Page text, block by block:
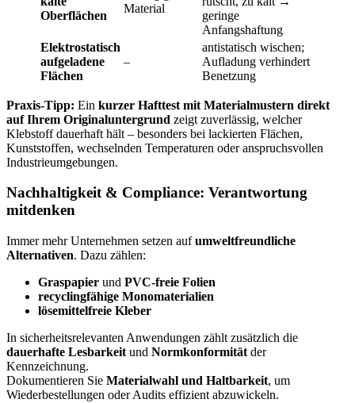
Oberflächen
Material
geringe
Anfangshaftung
Elektrostatisch
aufgeladene
Flächen
–
antistatisch wischen;
Aufladung verhindert
Benetzung
Praxis-Tipp: Ein kurzer Hafttest mit Materialmustern direkt
auf Ihrem Originaluntergrund zeigt zuverlässig, welcher
Klebstoff dauerhaft hält – besonders bei lackierten Flächen,
Kunststoffen, wechselnden Temperaturen oder anspruchsvollen
Industrieumgebungen.
Nachhaltigkeit & Compliance: Verantwortung
mitdenken
Immer mehr Unternehmen setzen aufumweltfreundliche
Alternativen. Dazu zählen:
Graspapier und PVC-freie Folien
recyclingfähige Monomaterialien
lösemittelfreie Kleber
In sicherheitsrelevanten Anwendungen zählt zusätzlich die
dauerhafte Lesbarkeit und Normkonformität der
Kennzeichnung.
Dokumentieren Sie Materialwahl und Haltbarkeit, um
Wiederbestellungen oder Audits effizient abzuwickeln.